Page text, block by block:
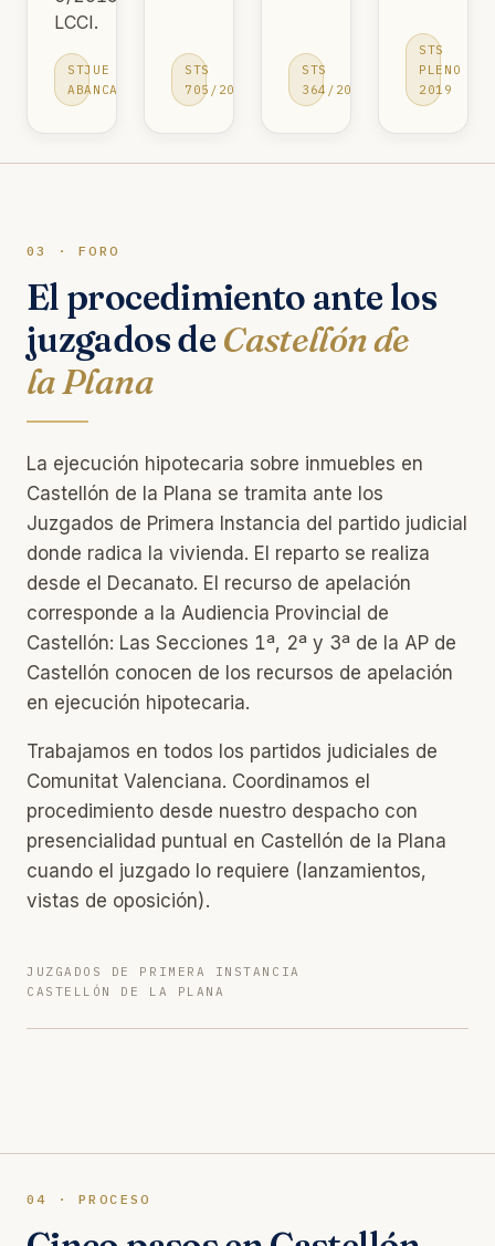
LCCI.
STJUE
ABANCA
STS
705/2015
STS
364/2016
STS
PLENO
2019
03 · FORO
El procedimiento ante los
juzgados de Castellón de
la Plana
La ejecución hipotecaria sobre inmuebles en
Castellón de la Plana se tramita ante los
Juzgados de Primera Instancia del partido judicial
donde radica la vivienda. El reparto se realiza
desde el Decanato. El recurso de apelación
corresponde a la Audiencia Provincial de
Castellón: Las Secciones 1ª, 2ª y 3ª de la AP de
Castellón conocen de los recursos de apelación
en ejecución hipotecaria.
Trabajamos en todos los partidos judiciales de
Comunitat Valenciana. Coordinamos el
procedimiento desde nuestro despacho con
presencialidad puntual en Castellón de la Plana
cuando el juzgado lo requiere (lanzamientos,
vistas de oposición).
JUZGADOS DE PRIMERA INSTANCIA
CASTELLÓN DE LA PLANA
04 · PROCESO